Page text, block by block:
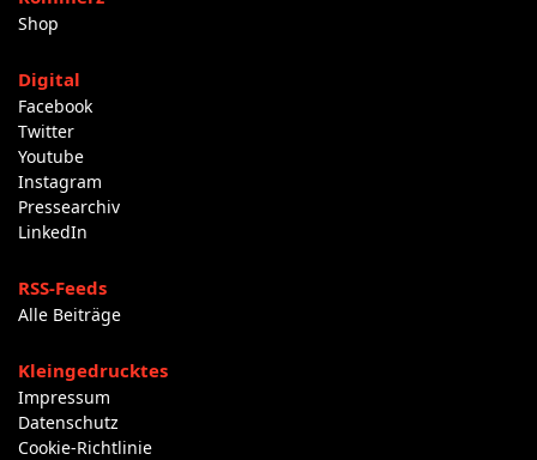
Shop
Digital
Facebook
Twitter
Youtube
Instagram
Pressearchiv
LinkedIn
RSS-Feeds
Alle Beiträge
Kleingedrucktes
Impressum
Datenschutz
Cookie-Richtlinie